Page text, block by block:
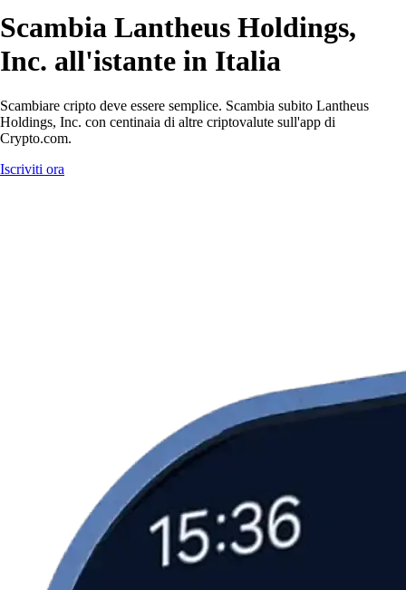
Scambia Lantheus Holdings,
Inc. all'istante in Italia
Scambiare cripto deve essere semplice. Scambia subito Lantheus
Holdings, Inc. con centinaia di altre criptovalute sull'app di
Crypto.com.
Iscriviti ora